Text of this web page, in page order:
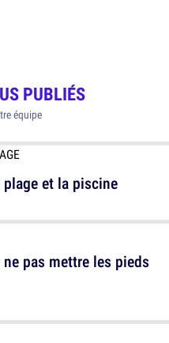
PUBLIÉS
équipe
et la piscine
pas mettre les pieds